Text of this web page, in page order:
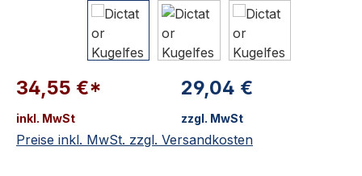
34,55 €*
inkl. MwSt
29,04 €
zzgl. MwSt
Preise inkl. MwSt. zzgl. Versandkosten